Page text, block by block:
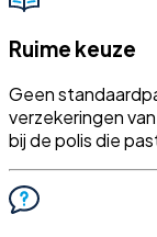
Ruime keuze
Geen
verzekeringen
bij de polis die